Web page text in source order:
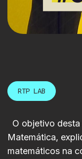
RTP LAB
O objetivo
Matemática,
matemáticos na